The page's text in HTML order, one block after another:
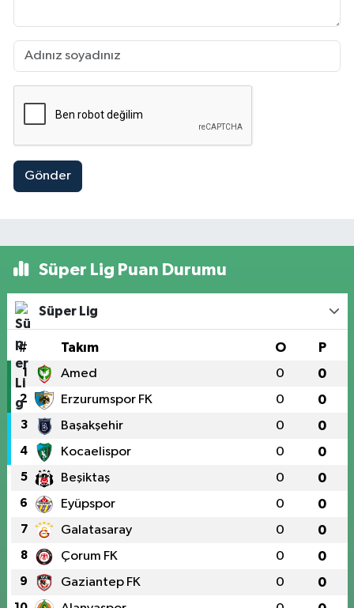
Gönder
Süper Lig Puan Durumu
Süper Lig
# Takım O P
1 Amed 0 0
2 Erzurumspor FK 0 0
3 Başakşehir 0 0
4 Kocaelispor 0 0
5 Beşiktaş 0 0
6 Eyüpspor 0 0
7 Galatasaray 0 0
8 Çorum FK 0 0
9 Gaziantep FK 0 0